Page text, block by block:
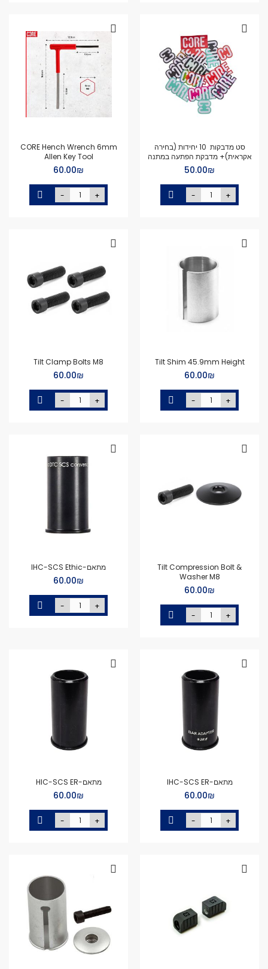
סט מדבקות 10 יחידות (בחירה
אקראית)+ מדבקת הפתעה במתנה
₪‏50.00
- +
CORE Hench Wrench 6mm
Allen Key Tool
₪‏60.00
- +
Tilt Shim 45.9mm Height
₪‏60.00
- +
Tilt Clamp Bolts M8
₪‏60.00
- +
Tilt Compression Bolt &
Washer M8
₪‏60.00
- +
מתאם-IHC-SCS Ethic
₪‏60.00
- +
מתאם-IHC-SCS ER
₪‏60.00
- +
מתאם-HIC-SCS ER
₪‏60.00
- +